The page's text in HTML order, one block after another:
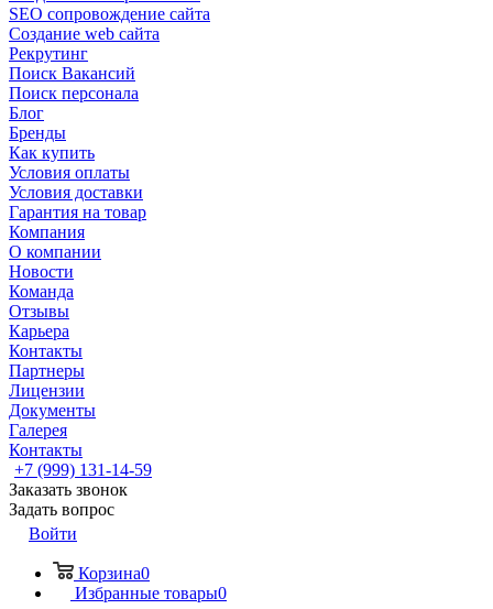
SEO сопровождение сайта
Создание web сайта
Рекрутинг
Поиск Вакансий
Поиск персонала
Блог
Бренды
Как купить
Условия оплаты
Условия доставки
Гарантия на товар
Компания
О компании
Новости
Команда
Отзывы
Карьера
Контакты
Партнеры
Лицензии
Документы
Галерея
Контакты
+7 (999) 131-14-59
Заказать звонок
Задать вопрос
Войти
Корзина0
Избранные товары0